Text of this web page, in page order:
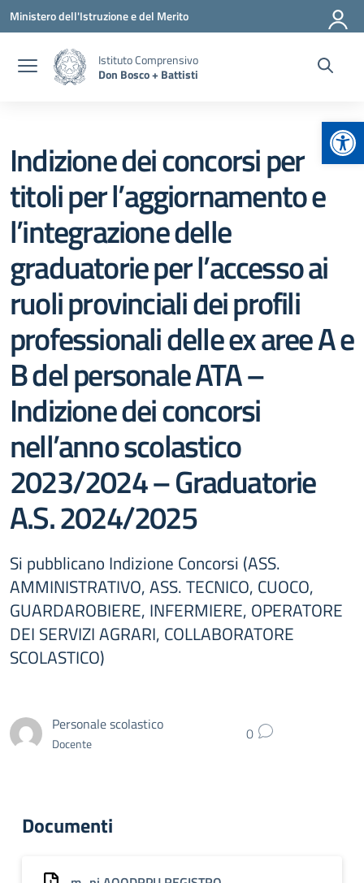
Vai ai contenuti
Vai al menu di navigazione
Vai al footer
Ministero dell'Istruzione e del Merito
Istituto Comprensivo
Don Bosco + Battisti
Indizione dei concorsi per
titoli per l’aggiornamento e
l’integrazione delle
graduatorie per l’accesso ai
ruoli provinciali dei profili
professionali delle ex aree A e
B del personale ATA –
Indizione dei concorsi
nell’anno scolastico
2023/2024 – Graduatorie
A.S. 2024/2025
Si pubblicano Indizione Concorsi (ASS.
AMMINISTRATIVO, ASS. TECNICO, CUOCO,
GUARDAROBIERE, INFERMIERE, OPERATORE
DEI SERVIZI AGRARI, COLLABORATORE
SCOLASTICO)
Personale scolastico
Docente 0
Documenti